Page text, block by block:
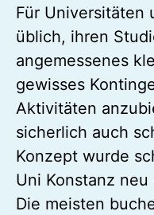
Für Universitäten
üblich, ihren
angemessenes
gewisses
Aktivitäten
sicherlich auch
Konzept wurde
Uni Konstanz
Die meisten